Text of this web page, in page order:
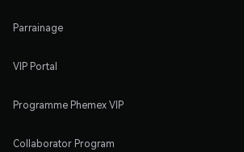
Parrainage
VIP Portal
Programme Phemex VIP
Collaborator Program